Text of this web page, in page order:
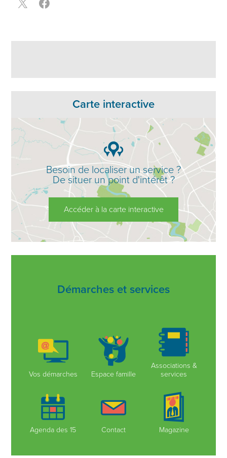
Carte interactive
Besoin de localiser un service ?
De situer un point d'intérêt ?
Accéder à la carte interactive
Démarches et services
Vos démarches Espace famille
Associations &
services
Agenda des 15 Contact Magazine